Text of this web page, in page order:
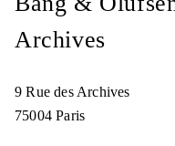
Archives
9 Rue des Archives
75004 Paris